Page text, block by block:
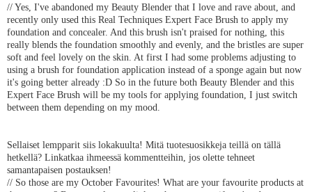
// Yes, I've abandoned my Beauty Blender that I love and rave about, and
recently only used this Real Techniques Expert Face Brush to apply my
foundation and concealer. And this brush isn't praised for nothing, this
really blends the foundation smoothly and evenly, and the bristles are super
soft and feel lovely on the skin. At first I had some problems adjusting to
using a brush for foundation application instead of a sponge again but now
it's going better already :D So in the future both Beauty Blender and this
Expert Face Brush will be my tools for applying foundation, I just switch
between them depending on my mood.
Sellaiset lempparit siis lokakuulta! Mitä tuotesuosikkeja teillä on tällä
hetkellä? Linkatkaa ihmeessä kommentteihin, jos olette tehneet
samantapaisen postauksen!
// So those are my October Favourites! What are your favourite products at